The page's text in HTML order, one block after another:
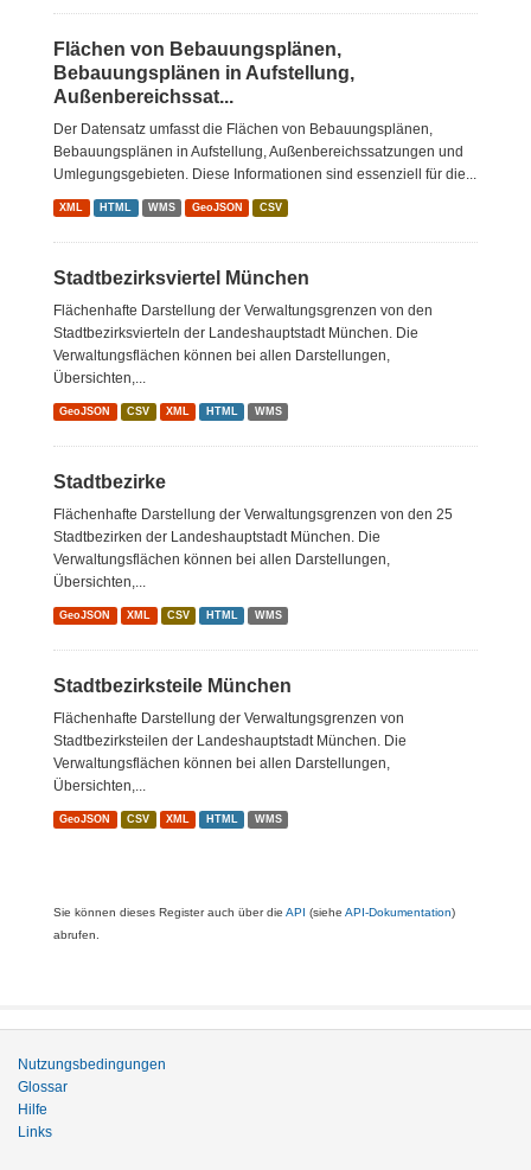
Flächen von Bebauungsplänen,
Bebauungsplänen in Aufstellung,
Außenbereichssat...
Der Datensatz umfasst die Flächen von Bebauungsplänen,
Bebauungsplänen in Aufstellung, Außenbereichssatzungen und
Umlegungsgebieten. Diese Informationen sind essenziell für die...
XML HTML WMS GeoJSON CSV
Stadtbezirksviertel München
Flächenhafte Darstellung der Verwaltungsgrenzen von den
Stadtbezirksvierteln der Landeshauptstadt München. Die
Verwaltungsflächen können bei allen Darstellungen,
Übersichten,...
GeoJSON CSV XML HTML WMS
Stadtbezirke
Flächenhafte Darstellung der Verwaltungsgrenzen von den 25
Stadtbezirken der Landeshauptstadt München. Die
Verwaltungsflächen können bei allen Darstellungen,
Übersichten,...
GeoJSON XML CSV HTML WMS
Stadtbezirksteile München
Flächenhafte Darstellung der Verwaltungsgrenzen von
Stadtbezirksteilen der Landeshauptstadt München. Die
Verwaltungsflächen können bei allen Darstellungen,
Übersichten,...
GeoJSON CSV XML HTML WMS
Sie können dieses Register auch über die API (siehe API-Dokumentation)
abrufen.
Nutzungsbedingungen
Glossar
Hilfe
Links